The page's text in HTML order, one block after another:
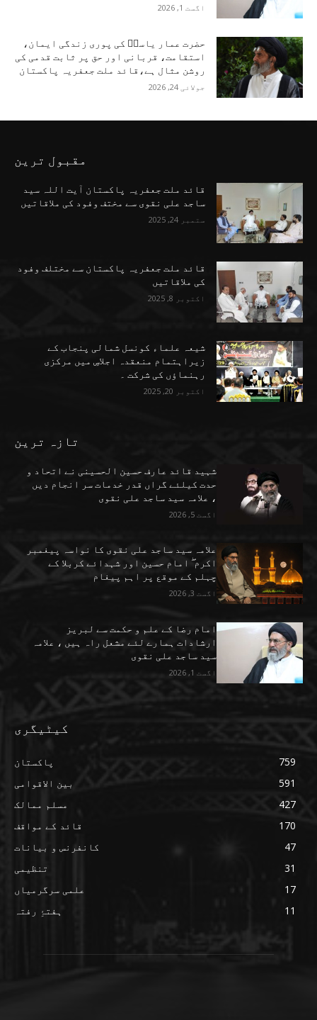
اگست 1, 2026
حضرت عمار یاسرؑ کی پوری زندگی ایمان،
استقامت، قربانی اور حق پر ثابت قدمی کی
روشن مثال ہے،قائد ملت جعفریہ پاکستان
جولائی 24, 2026
مقبول ترین
قائد ملت جعفریہ پاکستان آیت اللہ سید
ساجد علی نقوی سے مختف وفود کی ملاقاتیں
ستمبر 24, 2025
قائد ملت جعفریہ پاکستان سے مختلف وفود
کی ملاقاتیں
اکتوبر 8, 2025
شیعہ علماء کونسل شمالی پنجاب کے
زیراہتمام منعقدہ اجلاسِ میں مرکزی
رہنماؤں کی شرکت ۔
اکتوبر 20, 2025
تازہ ترین
شہید قائد عارف حسین الحسینی نے اتحاد و
حدت کیلئے گراں قدر خدمات سر انجام دیں
، علامہ سید ساجد علی نقوی
اگست 5, 2026
علامہ سید ساجد علی نقوی کا نواسہ پیغمبر
اکرم ۖ امام حسین اور شہدائے کربلا کے
چہلم کے موقع پر اہم پیغام
اگست 3, 2026
امام رضا کے علم و حکمت سے لبریز
ارشادات ہمارے لئے مشعل راہ ہیں ، علامہ
سید ساجد علی نقوی
اگست 1, 2026
کیٹیگری
پاکستان
759
بین الاقوامی
591
مسلم ممالک
427
قائد کے مواقف
170
کانفرنس و بیانات
47
تنظیمی
31
علمی سرگرمیاں
17
ہفتۂِ رفتہ
11